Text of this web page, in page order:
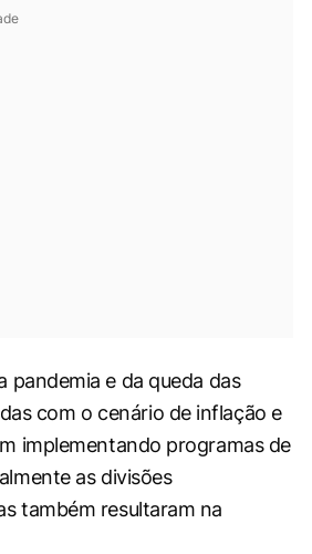
pandemia e da queda das
com o cenário de inflação e
implementando programas de
as divisões
também resultaram na